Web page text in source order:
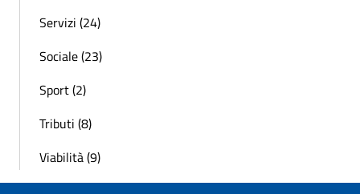
Servizi (24)
Sociale (23)
Sport (2)
Tributi (8)
Viabilità (9)